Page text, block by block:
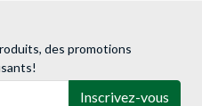
des promotions
Inscrivez-vous